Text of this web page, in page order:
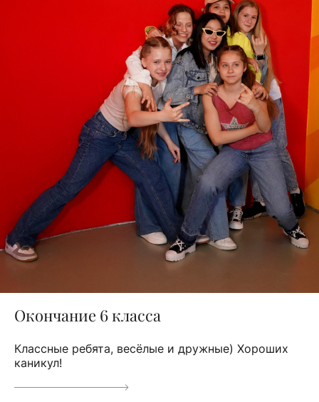
Окончание 6 класса
Классные ребята, весёлые и дружные) Хороших
каникул!